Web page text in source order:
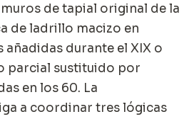
de tapial original de la
de ladrillo macizo en
añadidas durante el XIX o
parcial sustituido por
en los 60. La
a coordinar tres lógicas